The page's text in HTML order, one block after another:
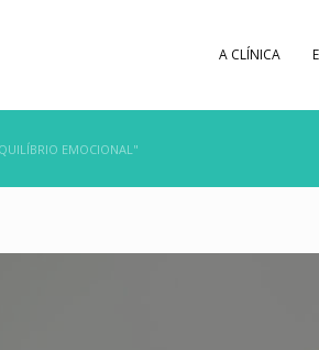
A CLÍNICA
EMOCIONAL"